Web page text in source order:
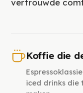
vertrouwde
Koffie die
iced drinks die